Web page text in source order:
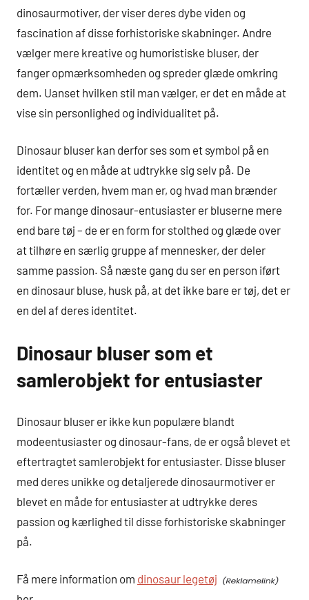
dinosaurmotiver, der viser deres dybe viden og
fascination af disse forhistoriske skabninger. Andre
vælger mere kreative og humoristiske bluser, der
fanger opmærksomheden og spreder glæde omkring
dem. Uanset hvilken stil man vælger, er det en måde at
vise sin personlighed og individualitet på.
Dinosaur bluser kan derfor ses som et symbol på en
identitet og en måde at udtrykke sig selv på. De
fortæller verden, hvem man er, og hvad man brænder
for. For mange dinosaur-entusiaster er bluserne mere
end bare tøj – de er en form for stolthed og glæde over
at tilhøre en særlig gruppe af mennesker, der deler
samme passion. Så næste gang du ser en person iført
en dinosaur bluse, husk på, at det ikke bare er tøj, det er
en del af deres identitet.
Dinosaur bluser som et
samlerobjekt for entusiaster
Dinosaur bluser er ikke kun populære blandt
modeentusiaster og dinosaur-fans, de er også blevet et
eftertragtet samlerobjekt for entusiaster. Disse bluser
med deres unikke og detaljerede dinosaurmotiver er
blevet en måde for entusiaster at udtrykke deres
passion og kærlighed til disse forhistoriske skabninger
på.
Få mere information om dinosaur legetøj